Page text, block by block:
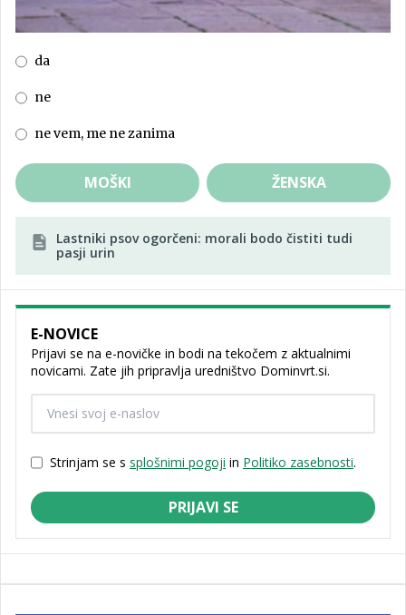
da
ne
ne vem, me ne zanima
MOŠKI ŽENSKA
Lastniki psov ogorčeni: morali bodo čistiti tudi
pasji urin
E-NOVICE
Prijavi se na e-novičke in bodi na tekočem z aktualnimi
novicami. Zate jih pripravlja uredništvo Dominvrt.si.
Strinjam se s splošnimi pogoji in Politiko zasebnosti.
PRIJAVI SE